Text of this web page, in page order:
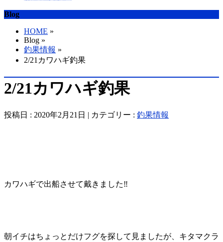
Blog
HOME »
Blog »
釣果情報 »
2/21カワハギ釣果
2/21カワハギ釣果
投稿日 : 2020年2月21日 | カテゴリー : 釣果情報
カワハギで出船させて戴きました‼️
朝イチはちょっとだけフグを探して見ましたが、キタマクラ